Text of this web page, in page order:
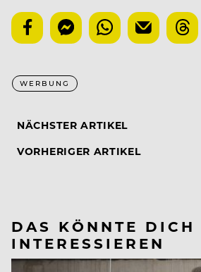
WERBUNG
NÄCHSTER ARTIKEL
VORHERIGER ARTIKEL
DAS KÖNNTE DICH
INTERESSIEREN